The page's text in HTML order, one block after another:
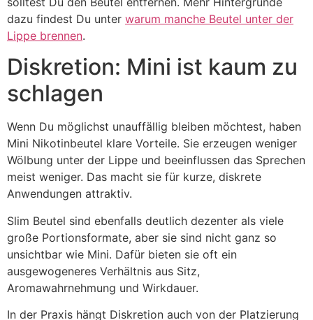
dazu findest Du unter warum manche Beutel unter der
Lippe brennen.
Diskretion: Mini ist kaum zu
schlagen
Wenn Du möglichst unauffällig bleiben möchtest, haben
Mini Nikotinbeutel klare Vorteile. Sie erzeugen weniger
Wölbung unter der Lippe und beeinflussen das Sprechen
meist weniger. Das macht sie für kurze, diskrete
Anwendungen attraktiv.
Slim Beutel sind ebenfalls deutlich dezenter als viele
große Portionsformate, aber sie sind nicht ganz so
unsichtbar wie Mini. Dafür bieten sie oft ein
ausgewogeneres Verhältnis aus Sitz,
Aromawahrnehmung und Wirkdauer.
In der Praxis hängt Diskretion auch von der Platzierung